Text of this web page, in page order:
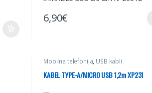
6,90€
Mobilna telefonija, USB kabli
KABEL TYPE-A/MICRO USB 1,2m XP231